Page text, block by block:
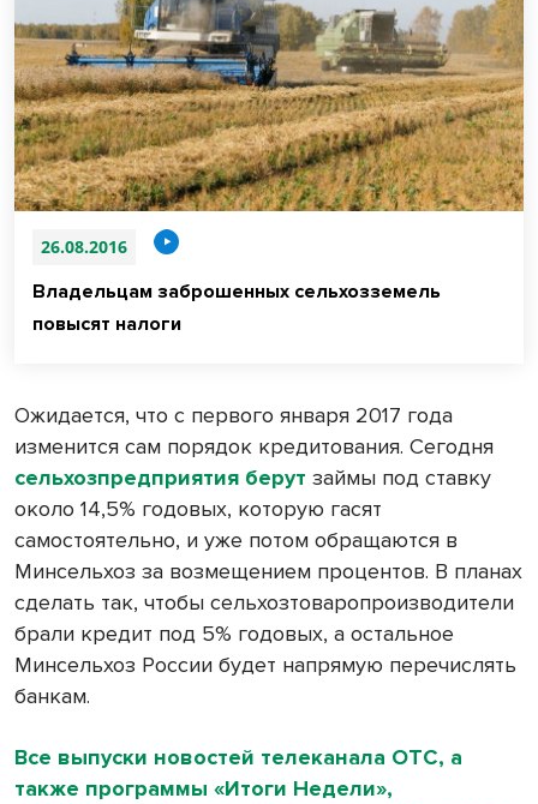
26.08.2016
Владельцам заброшенных сельхозземель
повысят налоги
Ожидается, что с первого января 2017 года
изменится сам порядок кредитования. Сегодня
сельхозпредприятия берут займы под ставку
около 14,5% годовых, которую гасят
самостоятельно, и уже потом обращаются в
Минсельхоз за возмещением процентов. В планах
сделать так, чтобы сельхозтоваропроизводители
брали кредит под 5% годовых, а остальное
Минсельхоз России будет напрямую перечислять
банкам.
Все выпуски новостей телеканала ОТС, а
также программы «Итоги Недели»,